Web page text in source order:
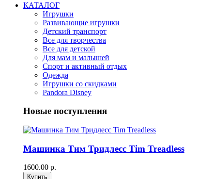
КАТАЛОГ
Игрушки
Развивающие игрушки
Детский транспорт
Все для творчества
Все для детской
Для мам и малышей
Спорт и активный отдых
Одежда
Игрушки со скидками
Pandora Disney
Новые поступления
Машинка Тим Тридлесс Tim Treadless
1600.00 р.